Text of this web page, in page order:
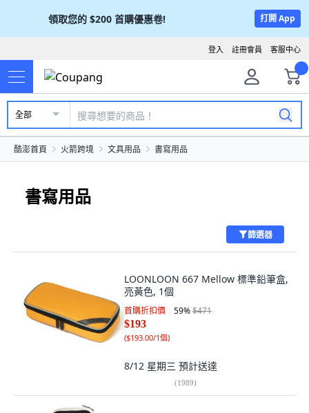
領取您的 $200 首購優惠卷! 打開 App
客服中心
註冊會員
登入
全部
酷澎首頁 火箭跨境 文具用品 書寫用品
書寫用品
篩選器
LOONLOON 667 Mellow 標準鉛筆盒,
亮黃色, 1個
首購折扣價 59%$471
$193
($193.00/1個)
8/12 星期三 預計送達
(1989)